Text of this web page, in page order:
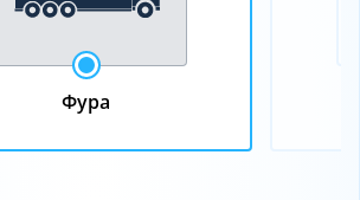
Фура